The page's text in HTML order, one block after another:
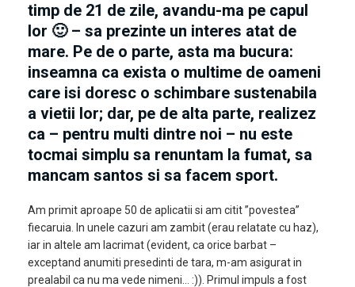
timp de 21 de zile, avandu-ma pe capul
lor 🙂 – sa prezinte un interes atat de
mare. Pe de o parte, asta ma bucura:
inseamna ca exista o multime de oameni
care isi doresc o schimbare sustenabila
a vietii lor; dar, pe de alta parte, realizez
ca – pentru multi dintre noi – nu este
tocmai simplu sa renuntam la fumat, sa
mancam santos si sa facem sport.
Am primit aproape 50 de aplicatii si am citit ”povestea”
fiecaruia. In unele cazuri am zambit (erau relatate cu haz),
iar in altele am lacrimat (evident, ca orice barbat –
exceptand anumiti presedinti de tara, m-am asigurat in
prealabil ca nu ma vede nimeni… :)). Primul impuls a fost